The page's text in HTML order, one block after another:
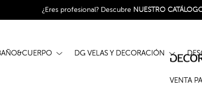
¿Eres profesional? Descubre NUESTRO
BAÑO&CUERPO DG VELAS Y DECORACIÓN
VENTA